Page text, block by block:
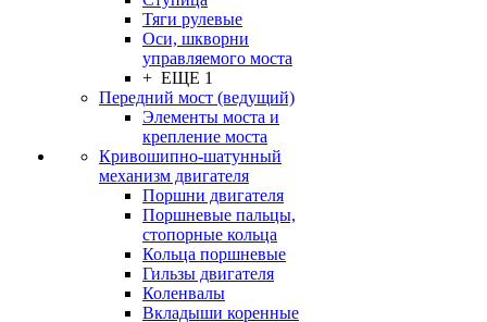
Тяги рулевые
Оси, шкворни
управляемого моста
+ ЕЩЕ 1
Передний мост (ведущий)
Элементы моста и
крепление моста
Кривошипно-шатунный
механизм двигателя
Поршни двигателя
Поршневые пальцы,
стопорные кольца
Кольца поршневые
Гильзы двигателя
Коленвалы
Вкладыши коренные